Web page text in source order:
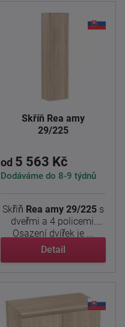
Skříň Rea amy
29/225
od 5 563 Kč
Dodáváme do 8-9 týdnů
Skříň Rea amy 29/225 s
dveřmi a 4 policemi.
Osazení dvířek je ...
Detail